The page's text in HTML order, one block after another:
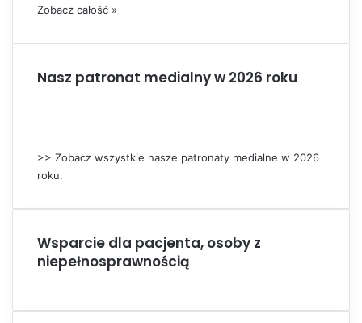
Zobacz całość »
Nasz patronat medialny w 2026 roku
>> Zobacz wszystkie nasze patronaty medialne w 2026
roku.
Wsparcie dla pacjenta, osoby z
niepełnosprawnością